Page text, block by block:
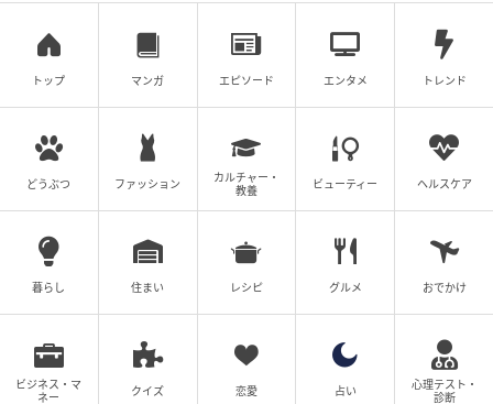
獅子座
協調と洞察が成功のカギになる時期です。人との関わ
りの中で得た情報や経験が、あなたの仕事に新しい視
視野で物事を捉えられるようになり、チームや組織全
体をまとめる立場へとステップアップしていけるは
トップ マンガ エピソード エンタメ トレンド
どうぶつ ファッション
カルチャー・
教養
ビューティー ヘルスケア
暮らし 住まい レシピ グルメ おでかけ
ビジネス・マ
ネー
クイズ 恋愛 占い
心理テスト・
診断